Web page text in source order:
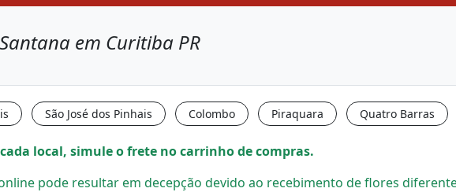
em Curitiba PR
São José dos Pinhais Colombo Piraquara Quatro Barras
local, simule o frete no carrinho de compras.
pode resultar em decepção devido ao recebimento de flores